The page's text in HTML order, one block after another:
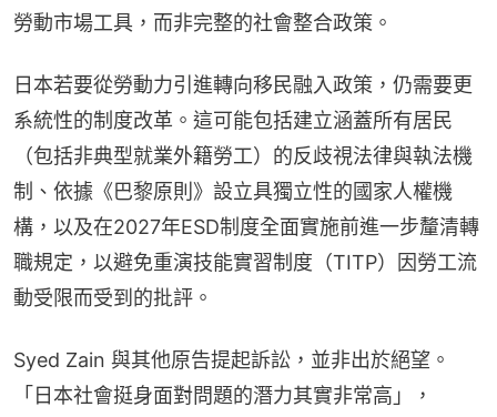
勞動市場工具，而非完整的社會整合政策。
日本若要從勞動力引進轉向移民融入政策，仍需要更
系統性的制度改革。這可能包括建立涵蓋所有居民
（包括非典型就業外籍勞工）的反歧視法律與執法機
制、依據《巴黎原則》設立具獨立性的國家人權機
構，以及在2027年ESD制度全面實施前進一步釐清轉
職規定，以避免重演技能實習制度（TITP）因勞工流
動受限而受到的批評。
Syed Zain 與其他原告提起訴訟，並非出於絕望。
「日本社會挺身面對問題的潛力其實非常高」，